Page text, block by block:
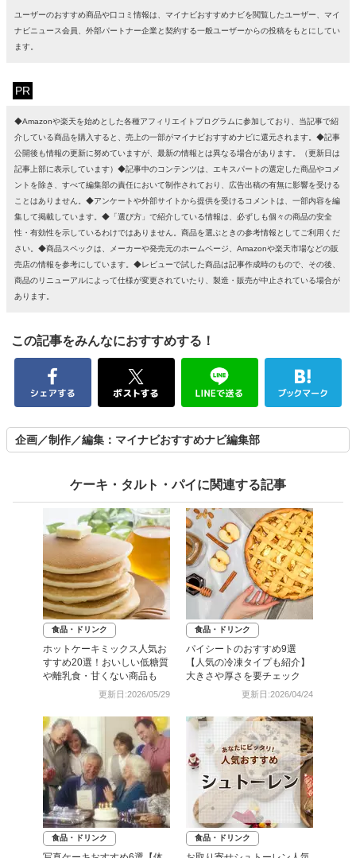
ユーザーのおすすめ商品や口コミ情報は、マイナビおすすめナビを閲覧したユーザー、マイ
ナビニュース会員、外部パートナー企業と契約する一般ユーザーからの投稿をもとにしてい
ます。
PR
◆Amazonや楽天を始めとした各種アフィリエイトプログラムに参加しており、当記事で紹
介している商品を購入すると、売上の一部がマイナビおすすめナビに還元されます。◆記事
公開後も情報の更新に努めていますが、最新の情報とは異なる場合があります。（更新日は
記事上部に表示しています）◆記事中のコンテンツは、エキスパートの選定した商品やコメ
ントを除き、すべて編集部の責任において制作されており、広告出稿の有無に影響を受ける
ことはありません。◆アンケートや外部サイトから提供を受けるコメントは、一部内容を編
集して掲載しています。◆「選び方」で紹介している情報は、必ずしも個々の商品の安全
性・有効性を示しているわけではありません。商品を選ぶときの参考情報としてご利用くだ
さい。◆商品スペックは、メーカーや発売元のホームページ、Amazonや楽天市場などの販
売店の情報を参考にしています。◆レビューで試した商品は記事作成時のもので、その後、
商品のリニューアルによって仕様が変更されていたり、製造・販売が中止されている場合が
あります。
この記事をみんなにおすすめする！
企画／制作／編集：マイナビおすすめナビ編集部
ケーキ・タルト・パイに関連する記事
食品・ドリンク
ホットケーキミックス人気お
すすめ20選！おいしい低糖質
や離乳食・甘くない商品も
更新日:2026/05/29
食品・ドリンク
パイシートのおすすめ9選
【人気の冷凍タイプも紹介】
大きさや厚さを要チェック
更新日:2026/04/24
食品・ドリンク 食品・ドリンク